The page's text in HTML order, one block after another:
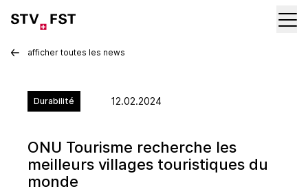
afficher toutes les news
Durabilité 12.02.2024
ONU Tourisme recherche les
meilleurs villages touristiques du
monde